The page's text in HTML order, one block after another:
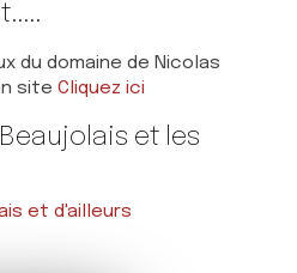
du domaine de Nicolas
site Cliquez ici
et les
et d'ailleurs